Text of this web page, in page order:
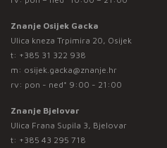
Znanje Osijek Gacka
Ulica kneza Trpimira 20, Osijek
t: +385 31 322 938
m: osijek.gacka@znanje.hr
rv: pon - ned* 9:00 - 21:00
Znanje Bjelovar
Ulica Frana Supila 3, Bjelovar
t: +385 43 295 718